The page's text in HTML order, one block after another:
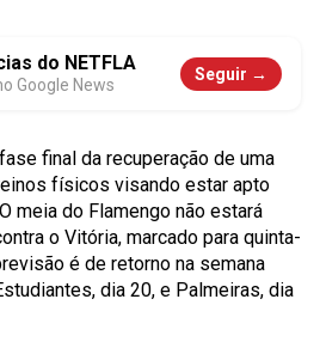
do NETFLA
Google News
Seguir →
final da recuperação de uma
físicos visando estar apto
meia do Flamengo não estará
o Vitória, marcado para quinta-
é de retorno na semana
dia 20, e Palmeiras, dia